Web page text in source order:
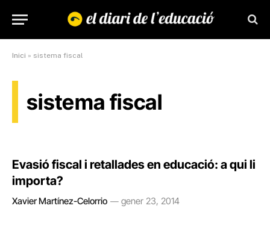
Inici » sistema fiscal
sistema fiscal
Evasió fiscal i retallades en educació: a qui li
importa?
Xavier Martínez-Celorrio gener 23, 2014